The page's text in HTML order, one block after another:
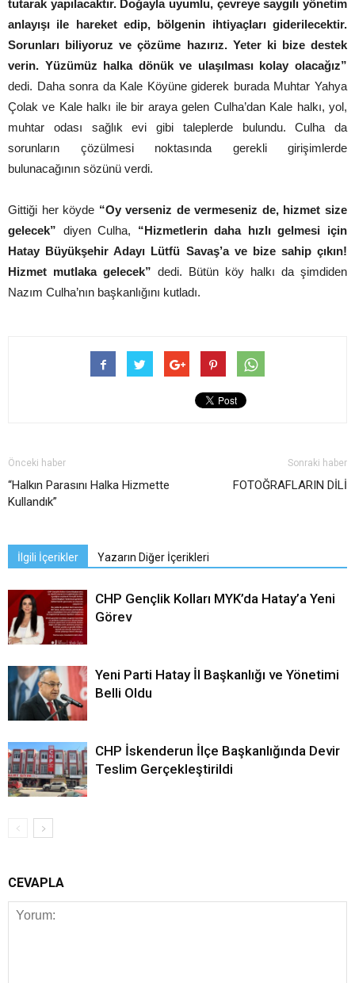
tutarak yapılacaktır. Doğayla uyumlu, çevreye saygılı yönetim
anlayışı ile hareket edip, bölgenin ihtiyaçları giderilecektir.
Sorunları biliyoruz ve çözüme hazırız. Yeter ki bize destek
verin. Yüzümüz halka dönük ve ulaşılması kolay olacağız”
dedi. Daha sonra da Kale Köyüne giderek burada Muhtar Yahya
Çolak ve Kale halkı ile bir araya gelen Culha’dan Kale halkı, yol,
muhtar odası sağlık evi gibi taleplerde bulundu. Culha da
sorunların çözülmesi noktasında gerekli girişimlerde
bulunacağının sözünü verdi.
Gittiği her köyde “Oy verseniz de vermeseniz de, hizmet size
gelecek” diyen Culha, “Hizmetlerin daha hızlı gelmesi için
Hatay Büyükşehir Adayı Lütfü Savaş’a ve bize sahip çıkın!
Hizmet mutlaka gelecek” dedi. Bütün köy halkı da şimdiden
Nazım Culha’nın başkanlığını kutladı.
Önceki haber
“Halkın Parasını Halka Hizmette
Kullandık”
Sonraki haber
FOTOĞRAFLARIN DİLİ
İlgili İçerikler Yazarın Diğer İçerikleri
CHP Gençlik Kolları MYK’da Hatay’a Yeni
Görev
Yeni Parti Hatay İl Başkanlığı ve Yönetimi
Belli Oldu
CHP İskenderun İlçe Başkanlığında Devir
Teslim Gerçekleştirildi
CEVAPLA